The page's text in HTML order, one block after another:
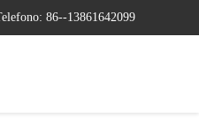
86--13861642099